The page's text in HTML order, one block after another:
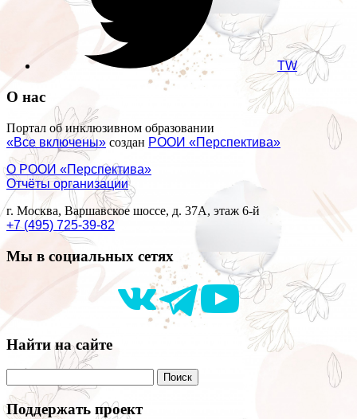
TW
О нас
Портал об инклюзивном образовании
«Все включены» создан РООИ «Перспектива»
О РООИ «Перспектива»
Отчёты организации
г. Москва, Варшавское шоссе, д. 37А, этаж 6-й
+7 (495) 725-39-82
Мы в социальных сетях
Найти на сайте
Поддержать проект